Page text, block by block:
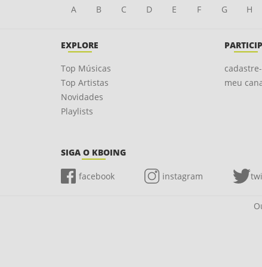
A B C D E F G H
EXPLORE
Top Músicas
Top Artistas
Novidades
Playlists
meu
SIGA O KBOING
facebook instagram